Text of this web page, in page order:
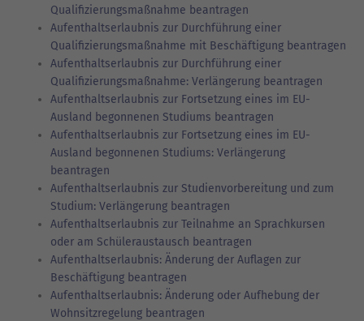
Qualifizierungsmaßnahme beantragen
Aufenthaltserlaubnis zur Durchführung einer
Qualifizierungsmaßnahme mit Beschäftigung beantragen
Aufenthaltserlaubnis zur Durchführung einer
Qualifizierungsmaßnahme: Verlängerung beantragen
Aufenthaltserlaubnis zur Fortsetzung eines im EU-
Ausland begonnenen Studiums beantragen
Aufenthaltserlaubnis zur Fortsetzung eines im EU-
Ausland begonnenen Studiums: Verlängerung
beantragen
Aufenthaltserlaubnis zur Studienvorbereitung und zum
Studium: Verlängerung beantragen
Aufenthaltserlaubnis zur Teilnahme an Sprachkursen
oder am Schüleraustausch beantragen
Aufenthaltserlaubnis: Änderung der Auflagen zur
Beschäftigung beantragen
Aufenthaltserlaubnis: Änderung oder Aufhebung der
Wohnsitzregelung beantragen